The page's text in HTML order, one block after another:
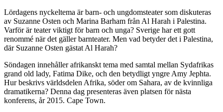
Lördagens nyckeltema är barn- och ungdomsteater som diskuteras
av Suzanne Osten och Marina Barham från Al Harah i Palestina.
Varför är teater viktigt för barn och unga? Sverige har ett gott
renommé när det gäller barnteater. Men vad betyder det i Palestina,
där Suzanne Osten gästat Al Harah?
Söndagen innehåller afrikanskt tema med samtal mellan Sydafrikas
grand old lady, Fatima Dike, och den betydligt yngre Amy Jephta.
Hur beskrivs världsdelen Afrika, söder om Sahara, av de kvinnliga
dramatikerna? Denna dag presenteras även platsen för nästa
konferens, år 2015. Cape Town.